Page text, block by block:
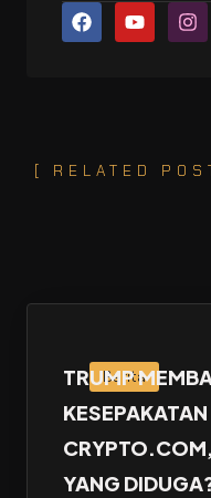
[ RELATED
Berita
TRUMP
YANG